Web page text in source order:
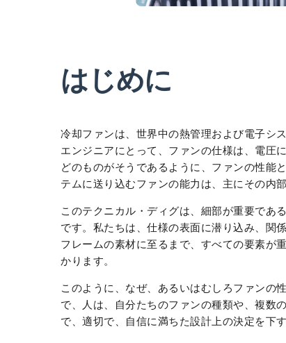
はじめに
冷却ファンは、世界中の熱管理および電子シ
エンジニアにとって、ファンの仕様は、電圧
どのものがそうであるように、ファンの性能
テムに送り込むファンの能力は、主にその内
このテクニカル・ディグは、細部が重要であ
です。私たちは、仕様の表面に潜り込み、関
フレームの素材に至るまで、すべての要素が
かります。
このように、なぜ、あるいはむしろファンの
で、人は、自分たちのファンの種類や、複数
で、適切で、自信に満ちた設計上の決定を下